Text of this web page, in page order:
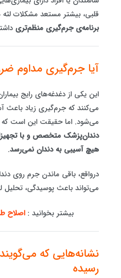
قلبی، بیشتر مستعد مشکلات
برنامه‌ی جرم‌گیری منظم‌تری
آیا جرم‌گیری مداوم
این یکی از دغدغه‌های رایج
می‌کنند که جرم‌گیری زیاد باعث
می‌شود. اما حقیقت این است
دندان‌پزشک متخصص و با
هیچ آسیبی به دندان نمی‌رسد.
درواقع، باقی ماندن جرم روی
می‌تواند باعث پوسیدگی،
بیشتر بخوانید :اصلاح
نشانه‌هایی که
رسیده